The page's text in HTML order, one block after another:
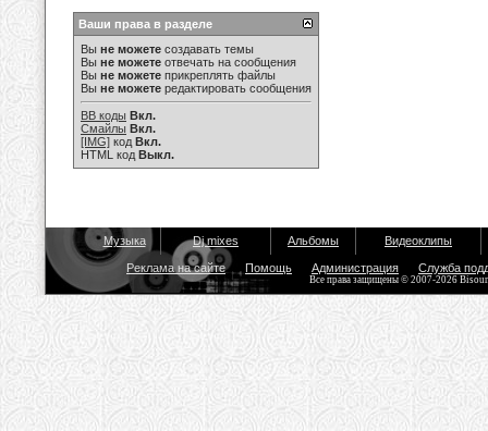
Ваши права в разделе
Вы не можете создавать темы
Вы не можете отвечать на сообщения
Вы не можете прикреплять файлы
Вы не можете редактировать сообщения
BB коды Вкл.
Смайлы Вкл.
[IMG] код Вкл.
HTML код Выкл.
Музыка Dj mixes Альбомы Видеоклипы
Реклама на сайте Помощь Администрация Служба
Все права защищены © 2007-2026